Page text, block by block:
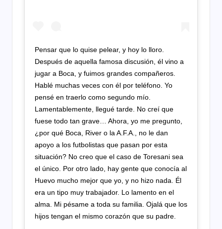
Pensar que lo quise pelear, y hoy lo lloro.
Después de aquella famosa discusión, él vino a
jugar a Boca, y fuimos grandes compañeros.
Hablé muchas veces con él por teléfono. Yo
pensé en traerlo como segundo mío.
Lamentablemente, llegué tarde. No creí que
fuese todo tan grave… Ahora, yo me pregunto,
¿por qué Boca, River o la A.F.A., no le dan
apoyo a los futbolistas que pasan por esta
situación? No creo que el caso de Toresani sea
el único. Por otro lado, hay gente que conocía al
Huevo mucho mejor que yo, y no hizo nada. Él
era un tipo muy trabajador. Lo lamento en el
alma. Mi pésame a toda su familia. Ojalá que los
hijos tengan el mismo corazón que su padre.